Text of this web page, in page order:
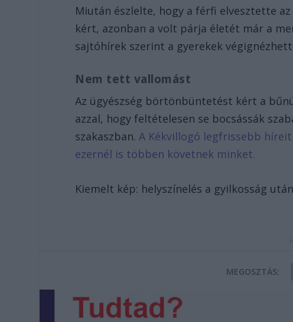
Miután észlelte, hogy a férfi elvesztette
kért, azonban a volt párja életét már a
sajtóhírek szerint a gyerekek
Nem tett vallomást
Az ügyészség börtönbüntetést kért a
azzal, hogy feltételesen se bocsássák
szakaszban.A Kékvillogó legfrissebb
ezernél is többen követnek minket.
Kiemelt kép: helyszínelés a gyilkosság
MEGOSZTÁS: